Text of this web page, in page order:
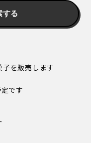
する
子を販売します
です